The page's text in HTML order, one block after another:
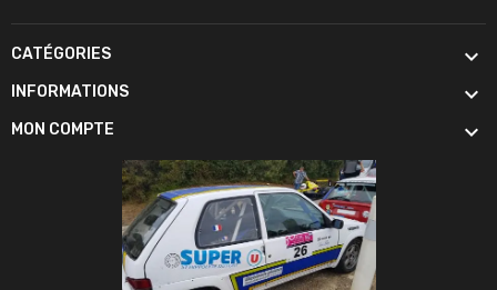
CATÉGORIES 
INFORMATIONS 
MON COMPTE 